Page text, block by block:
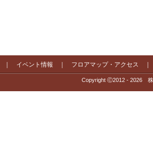
イベント情報 フロアマップ・アクセス
Copyright Ⓒ2012 - 2026 株